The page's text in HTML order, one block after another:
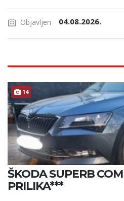
Objavljen 04.08.2026.
14
ŠKODA SUPERB
PRILIKA***